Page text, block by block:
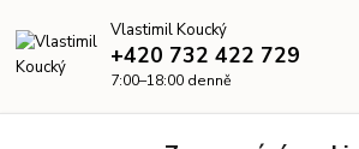
Vlastimil Koucký
+420 732 422 729
7:00–18:00 denně